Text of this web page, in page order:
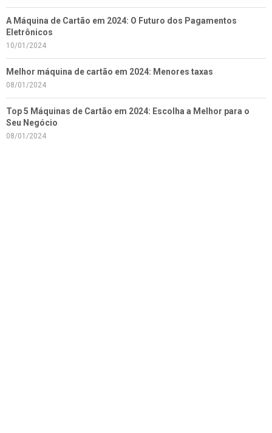
A Máquina de Cartão em 2024: O Futuro dos Pagamentos
Eletrônicos
10/01/2024
Melhor máquina de cartão em 2024: Menores taxas
08/01/2024
Top 5 Máquinas de Cartão em 2024: Escolha a Melhor para o
Seu Negócio
08/01/2024